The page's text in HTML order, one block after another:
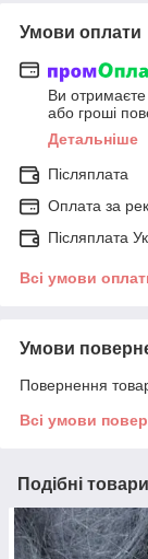
Умови оплати
Ви
або гроші
Детальніше
Післяплата
Оплата за
Післяплата
Всі умови
Умови
Повернення
Всі умови
Подібні